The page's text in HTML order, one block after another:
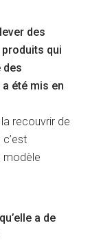
des
qui
des
été mis en
recouvrir de
modèle
a de